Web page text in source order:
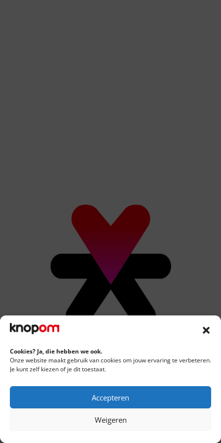
Cookies? Ja, die hebben we ook.
Onze website maakt gebruik van cookies om jouw ervaring te verbeteren.
Je kunt zelf kiezen of je dit toestaat.
Accepteren
Weigeren